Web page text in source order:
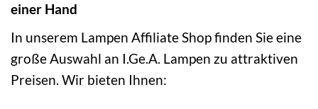
einer Hand
In unserem Lampen Affiliate Shop finden Sie eine
große Auswahl an I.Ge.A. Lampen zu attraktiven
Preisen. Wir bieten Ihnen: